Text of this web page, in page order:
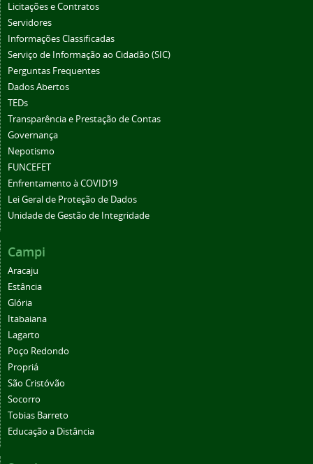
Licitações e Contratos
Servidores
Informações Classificadas
Serviço de Informação ao Cidadão (SIC)
Perguntas Frequentes
Dados Abertos
TEDs
Transparência e Prestação de Contas
Governança
Nepotismo
FUNCEFET
Enfrentamento à COVID19
Lei Geral de Proteção de Dados
Unidade de Gestão de Integridade
Campi
Aracaju
Estância
Glória
Itabaiana
Lagarto
Poço Redondo
Propriá
São Cristóvão
Socorro
Tobias Barreto
Educação a Distância